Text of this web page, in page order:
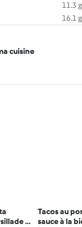
11.3 g
16.1 g
cuisine
et
Tacos au
sauce à la